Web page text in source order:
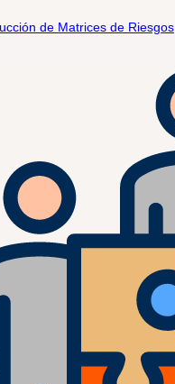
de Matrices de Riesgos